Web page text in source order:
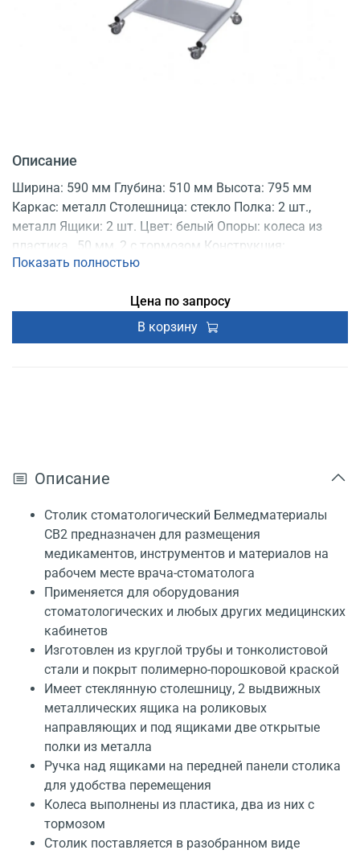
Описание
Ширина: 590 мм Глубина: 510 мм Высота: 795 мм
Каркас: металл Столешница: стекло Полка: 2 шт.,
металл Ящики: 2 шт. Цвет: белый Опоры: колеса из
пластика _50 мм, 2 с тормозом Конструкция:
разборная Регистрационное удостоверение
Показать полностью
Цена по запросу
В корзину
Описание
Столик стоматологический Белмедматериалы
СВ2 предназначен для размещения
медикаментов, инструментов и материалов на
рабочем месте врача-стоматолога
Применяется для оборудования
стоматологических и любых других медицинских
кабинетов
Изготовлен из круглой трубы и тонколистовой
стали и покрыт полимерно-порошковой краской
Имеет стеклянную столешницу, 2 выдвижных
металлических ящика на роликовых
направляющих и под ящиками две открытые
полки из металла
Ручка над ящиками на передней панели столика
для удобства перемещения
Колеса выполнены из пластика, два из них с
тормозом
Столик поставляется в разобранном виде